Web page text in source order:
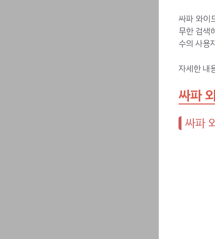
싸파 와이
무한 검색
수의 사용
자세한 내
싸파
싸파